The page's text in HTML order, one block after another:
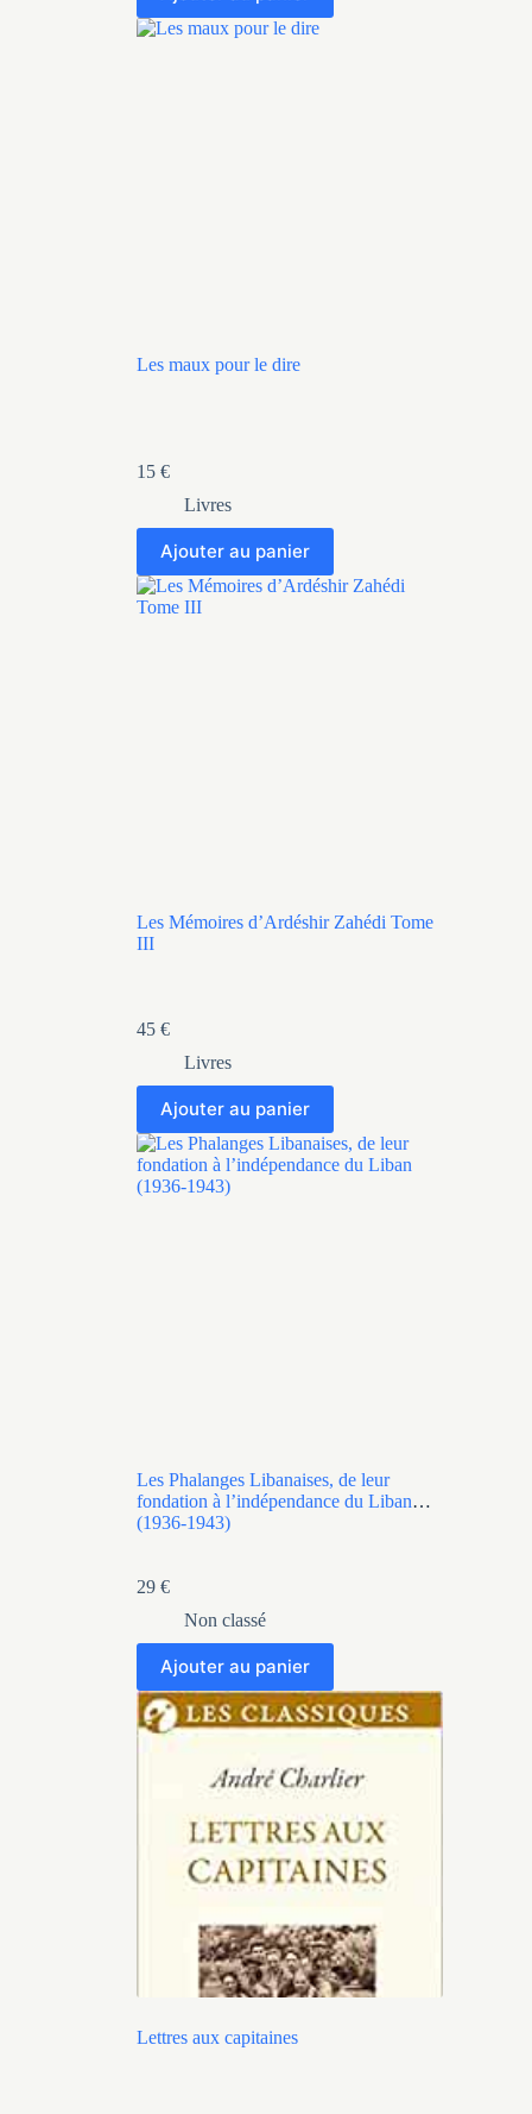
Les maux pour le dire
15 €
Livres
Ajouter au panier
Les Mémoires d’Ardéshir Zahédi Tome
III
45 €
Livres
Ajouter au panier
Les Phalanges Libanaises, de leur
fondation à l’indépendance du Liban
(1936-1943)
29 €
Non classé
Ajouter au panier
Lettres aux capitaines